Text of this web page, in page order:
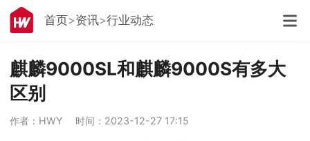
首页 资讯 行业动态
麒麟9000SL和麒麟9000S有多大
区别
作者：HWY 时间：2023-12-27 17:15